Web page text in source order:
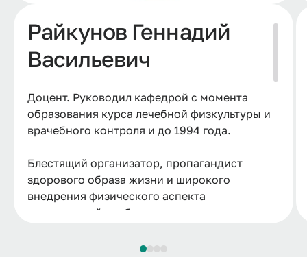
Райкунов Геннадий
Васильевич
Доцент. Руководил кафедрой с момента
образования курса лечебной физкультуры и
врачебного контроля и до 1994 года.
Блестящий организатор, пропагандист
здорового образа жизни и широкого
внедрения физического аспекта
медицинской реабилитации в
учреждений, много сделавший для